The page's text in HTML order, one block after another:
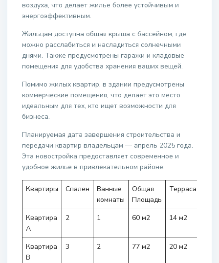
воздуха, что делает жилье более устойчивым и
энергоэффективным.
Жильцам доступна общая крыша с бассейном, где
можно расслабиться и насладиться солнечными
днями. Также предусмотрены гаражи и кладовые
помещения для удобства хранения ваших вещей.
Помимо жилых квартир, в здании предусмотрены
коммерческие помещения, что делает это место
идеальным для тех, кто ищет возможности для
бизнеса.
Планируемая дата завершения строительства и
передачи квартир владельцам — апрель 2025 года.
Эта новостройка предоставляет современное и
удобное жилье в привлекательном районе.
Квартиры Спален
Ванные
комнаты
Общая
Площадь
Терраса
Квартира
А
2 1 60 м2 14 м2
Квартира
B
3 2 77 м2 20 м2